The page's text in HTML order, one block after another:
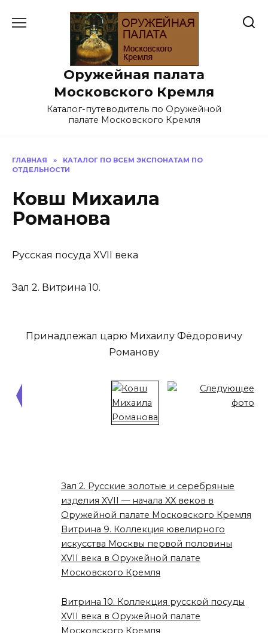
Оружейная палата
Московского Кремля
Каталог-путеводитель по Оружейной
палате Московского Кремля
ГЛАВНАЯ »
КАТАЛОГ ПО ВСЕМ ЭКСПОНАТАМ ПО
ОТДЕЛЬНОСТИ
Ковш Михаила
Романова
Русская посуда XVII века
Зал 2. Витрина 10.
Принадлежал царю Михаилу Фёдоровичу
Романову
Зал 2. Русские золотые и серебряные
изделия XVII — начала XX веков в
Оружейной палате Московского Кремля
Витрина 9. Коллекция ювелирного
искусства Москвы первой половины
XVII века в Оружейной палате
Московского Кремля
Витрина 10. Коллекция русской посуды
XVII века в Оружейной палате
Московского Кремля